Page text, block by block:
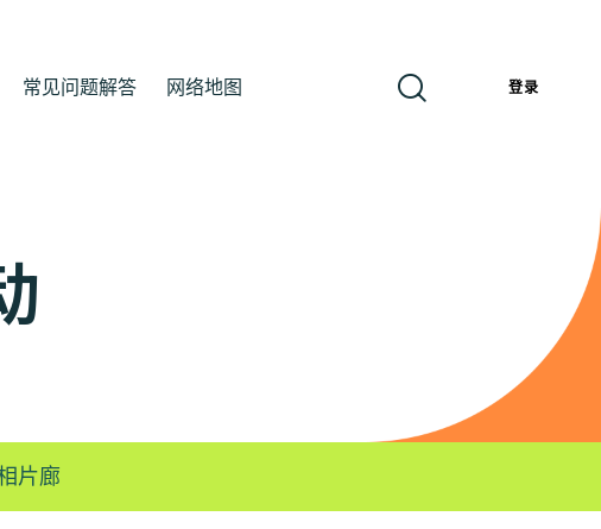
常见问题解答 网络地图 登录
片廊